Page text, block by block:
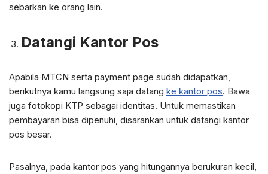
sebarkan ke orang lain.
Datangi Kantor Pos
Apabila MTCN serta payment page sudah didapatkan,
berikutnya kamu langsung saja datang ke kantor pos. Bawa
juga fotokopi KTP sebagai identitas. Untuk memastikan
pembayaran bisa dipenuhi, disarankan untuk datangi kantor
pos besar.
Pasalnya, pada kantor pos yang hitungannya berukuran kecil,